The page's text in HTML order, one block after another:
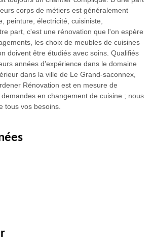
corps de métiers est généralement
peinture, électricité, cuisiniste,
part, c'est une rénovation que l'on espère
les choix de meubles de cuisines
doivent être étudiés avec soins. Qualifiés
années d’expérience dans le domaine
dans la ville de Le Grand-saconnex,
Rénovation est en mesure de
en changement de cuisine ; nous
tous vos besoins.